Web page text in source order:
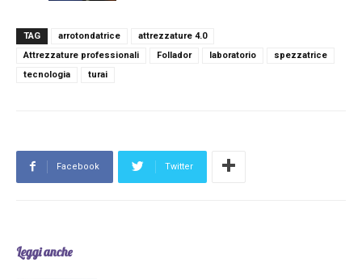
TAG arrotondatrice
attrezzature 4.0
Attrezzature professionali
Follador laboratorio
spezzatrice
tecnologia
turai
Facebook Twitter
Leggi anche